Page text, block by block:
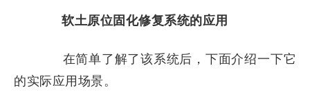
软土原位固化修复系统的应用
在简单了解了该系统后，下面介绍一下它
的实际应用场景。